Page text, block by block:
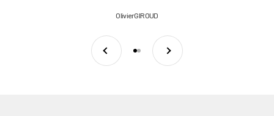
Olivier GIROUD
Précédent
Aller à l'élément 1
Aller à l'élément 2
Suivant